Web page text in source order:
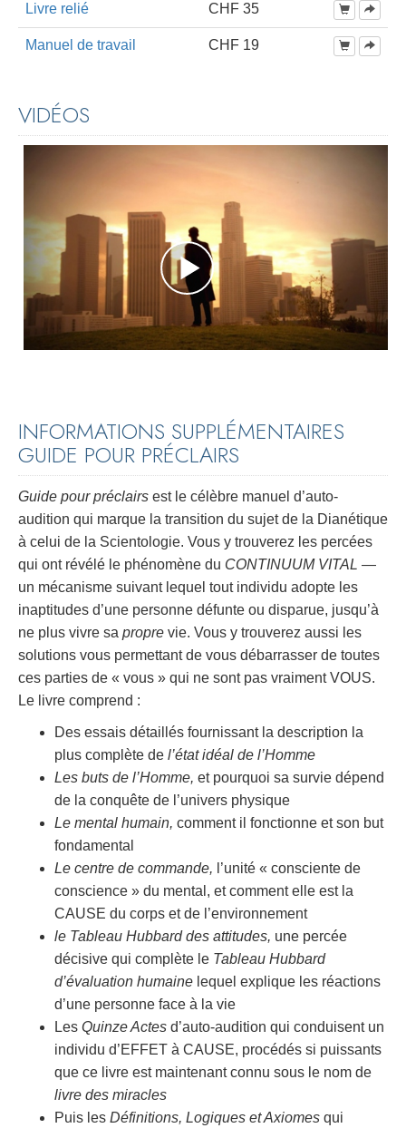
Livre relié CHF 35
Manuel de travail CHF 19
VIDÉOS
INFORMATIONS SUPPLÉMENTAIRES
GUIDE POUR PRÉCLAIRS
Guide pour préclairs est le célèbre manuel d’auto-
audition qui marque la transition du sujet de la Dianétique
à celui de la Scientologie. Vous y trouverez les percées
qui ont révélé le phénomène du CONTINUUM VITAL —
un mécanisme suivant lequel tout individu adopte les
inaptitudes d’une personne défunte ou disparue, jusqu’à
ne plus vivre sa propre vie. Vous y trouverez aussi les
solutions vous permettant de vous débarrasser de toutes
ces parties de « vous » qui ne sont pas vraiment VOUS.
Le livre comprend :
Des essais détaillés fournissant la description la
plus complète de l’état idéal de l’Homme
Les buts de l’Homme, et pourquoi sa survie dépend
de la conquête de l’univers physique
Le mental humain, comment il fonctionne et son but
fondamental
Le centre de commande, l’unité « consciente de
conscience » du mental, et comment elle est la
CAUSE du corps et de l’environnement
le Tableau Hubbard des attitudes, une percée
décisive qui complète le Tableau Hubbard
d’évaluation humaine lequel explique les réactions
d’une personne face à la vie
Les Quinze Actes d’auto-audition qui conduisent un
individu d’EFFET à CAUSE, procédés si puissants
que ce livre est maintenant connu sous le nom de
livre des miracles
Puis les Définitions, Logiques et Axiomes qui